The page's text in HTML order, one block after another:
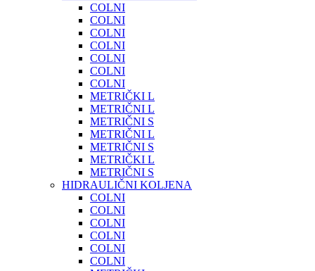
COLNI
COLNI
COLNI
COLNI
COLNI
COLNI
COLNI
METRIČKI L
METRIČNI L
METRIČNI S
METRIČNI L
METRIČNI S
METRIČKI L
METRIČNI S
HIDRAULIČNI KOLJENA
COLNI
COLNI
COLNI
COLNI
COLNI
COLNI